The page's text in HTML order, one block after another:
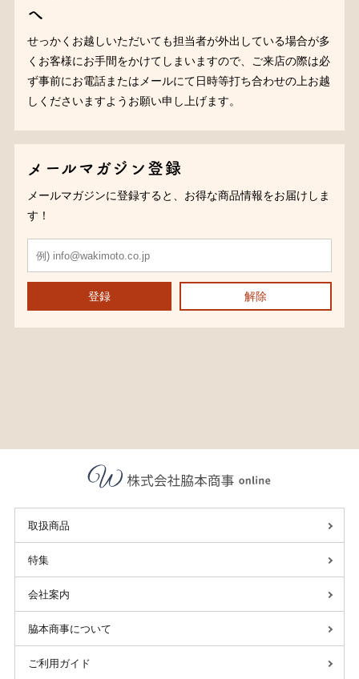
へ
せっかくお越しいただいても担当者が外出している場合が多
くお客様にお手間をかけてしまいますので、ご来店の際は必
ず事前にお電話またはメールにて日時等打ち合わせの上お越
しくださいますようお願い申し上げます。
メールマガジン登録
メールマガジンに登録すると、お得な商品情報をお届けしま
す！
登録 解除
取扱商品
特集
会社案内
脇本商事について
ご利用ガイド